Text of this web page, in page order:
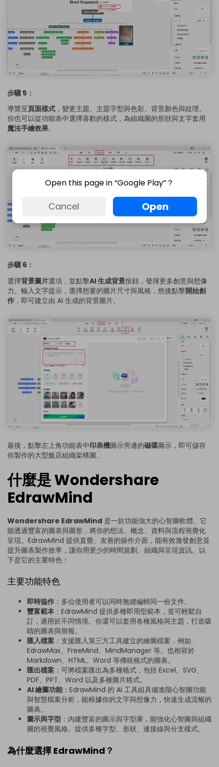
步驟 5：
導覽至頁面樣式 ，變更主題、主題字型與色彩、背景顏色與紋理。
你也可以從功能表中選擇喜歡的樣式，為組織圖的形狀與文字套用
魔法手繪效果。
步驟 6：
選擇背景圖片選項，並點擊AI 生成背景按鈕，發揮更多創意與想像
力。輸入文字提示，選擇想要的圖片尺寸與風格，然後點擊開始創
作 ，即可建立由 AI 生成的背景圖片。
最後，點擊左上角功能表中印表機圖示旁邊的磁碟圖示，即可儲存
你製作的大型飯店組織架構圖。
什麼是 Wondershare
EdrawMind
Wondershare EdrawMind 是一款功能強大的心智圖軟體。它
能透過豐富的圖表與圖形，將你的想法、概念、資料與流程視覺化
呈現。EdrawMind 提供直覺、友善的操作介面，能有效激發創意並
提升圖表製作效率，讓你用更少的時間規劃、組織與呈現資訊。以
下是它的主要特色：
主要功能特色
即時協作 ：多位使用者可以同時無縫編輯同一份文件。
豐富範本 ：EdrawMind 提供多種即用型範本，並可輕鬆自
訂，適用於不同情境。你還可以套用各種風格與主題，打造吸
睛的圖表與簡報。
匯入檔案 ：支援匯入第三方工具建立的繪圖檔案，例如
EdrawMax、FreeMind、MindManager 等。也相容於
Markdown、HTML、Word 等傳統格式的圖表。
匯出檔案 ：可將檔案匯出為多種格式，包括 Excel、SVG、
PDF、PPT、Word 以及多種圖片格式。
AI 繪圖功能 ：EdrawMind 的 AI 工具組具備進階心智圖功能
與智慧檔案分析，能根據你的文字與想像力，快速生成流暢的
圖表。
圖示與字型 ：內建豐富的圖示與字型庫，能強化心智圖與組織
圖的視覺風格。提供多種字型、形狀、連接線與分支樣式。
為什麼選擇 EdrawMind？
Open this page in “Google Play”？
Cancel Open